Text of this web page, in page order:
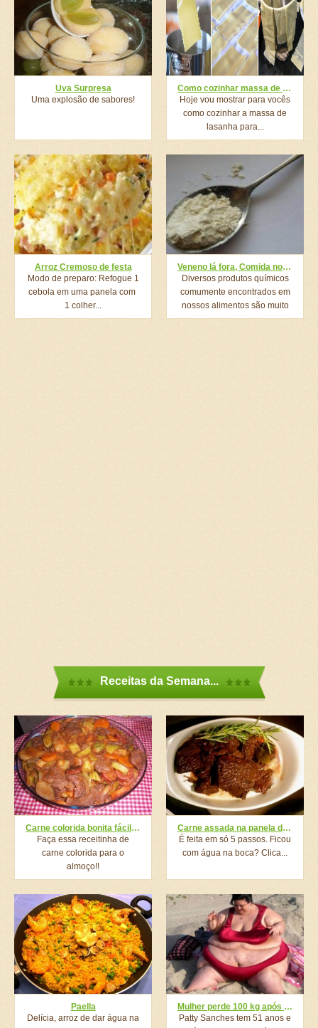
Uva Surpresa
Uma explosão de sabores!
Como cozinhar massa de lasanha
Hoje vou mostrar para vocês
como cozinhar a massa de
lasanha para...
Arroz Cremoso de festa
Modo de preparo: Refogue 1
cebola em uma panela com
1 colher...
Veneno lá fora, Comida no Brasil. Veja 10 coisas proibidas lá fora e consumidas por nós brasileiros!
Diversos produtos químicos
comumente encontrados em
nossos alimentos são muito
prejudiciais e...
Receitas da Semana...
Carne colorida bonita fácil e gostosa
Faça essa receitinha de
carne colorida para o
almoço!!
Carne assada na panela de pressão
É feita em só 5 passos. Ficou
com água na boca? Clica...
Paella
Delícia, arroz de dar água na
Mulher perde 100 kg após atingir os 327 kg para cumprir estranho desejo do namorado
Patty Sanches tem 51 anos e